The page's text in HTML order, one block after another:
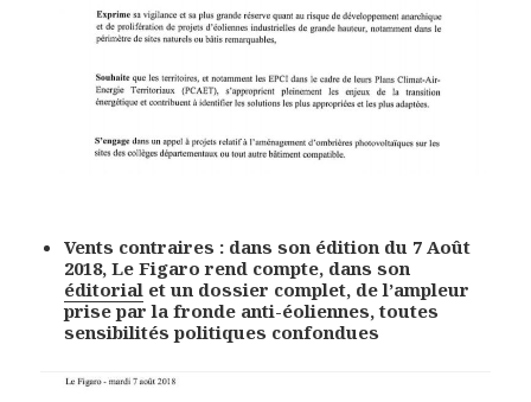
Vents contraires : dans son édition du 7 Août
2018, Le Figaro rend compte, dans son
éditorial et un dossier complet, de l’ampleur
prise par la fronde anti-éoliennes, toutes
sensibilités politiques confondues